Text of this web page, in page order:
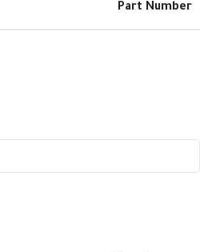
Part Number